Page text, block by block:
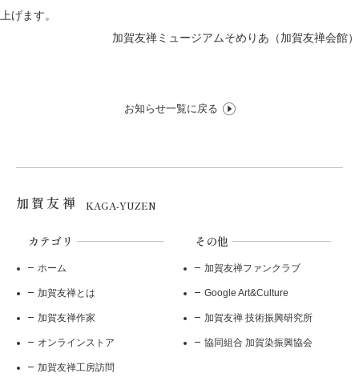
上げます。
加賀友禅ミュージアムそめりあ（加賀友禅会館）
お知らせ一覧に戻る
加賀友禅 KAGA-YUZEN
カテゴリ
ホーム
加賀友禅とは
加賀友禅作家
オンラインストア
加賀友禅工房訪問
その他
加賀友禅ファンクラブ
Google Art&Culture
加賀友禅 技術振興研究所
協同組合 加賀染振興協会